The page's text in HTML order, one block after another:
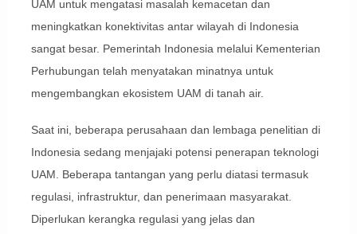
UAM untuk mengatasi masalah kemacetan dan
meningkatkan konektivitas antar wilayah di Indonesia
sangat besar. Pemerintah Indonesia melalui Kementerian
Perhubungan telah menyatakan minatnya untuk
mengembangkan ekosistem UAM di tanah air.
Saat ini, beberapa perusahaan dan lembaga penelitian di
Indonesia sedang menjajaki potensi penerapan teknologi
UAM. Beberapa tantangan yang perlu diatasi termasuk
regulasi, infrastruktur, dan penerimaan masyarakat.
Diperlukan kerangka regulasi yang jelas dan